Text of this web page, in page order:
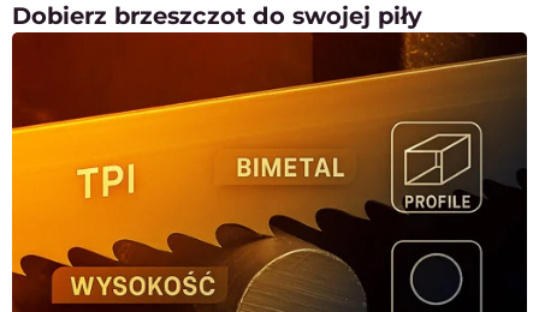
Dobierz brzeszczot do swojej piły